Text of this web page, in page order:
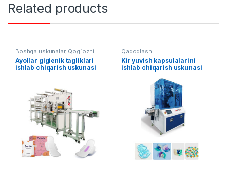
Related products
Boshqa uskunalar, Qog`ozni
qayta ishlash Tibbiyot
uskunalari
Ayollar gigienik tagliklari
ishlab chiqarish uskunasi
Qadoqlash
Kir yuvish kapsulalarini
ishlab chiqarish uskunasi